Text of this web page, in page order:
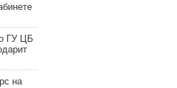
ГУ ЦБ
на